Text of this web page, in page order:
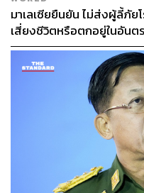
เสียงมากที่สุดในโลก ตัดสิน
Concept Store อีสปอร์ตแ
ประเทศอังกฤษ
โดยในร้าน BUNKR by
คอมพิวเตอร์ เมาส์ สินค้า
Reality และช่องทางสำห
เข้ามาในร้านได้ถ่ายทอด
“เราได้ไอเดียมาจากแมน
ใจจาก Vans โดยเฉพาะสิ่
มาเลเซียยืนยัน ไม่ส่งผู้ลี้ภัย
เสี่ยงชีวิตหรือตกอยู่ในอันต